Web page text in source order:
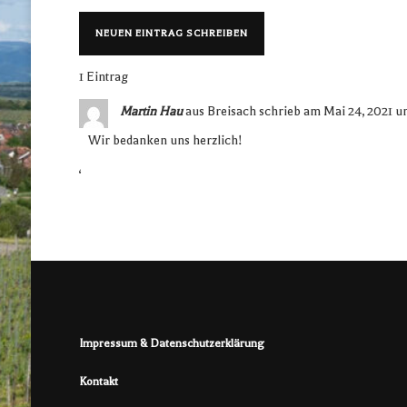
1 Eintrag
Martin Hauaus Breisachschrieb amMai 24, 2021
Wir bedanken uns herzlich!
‘
Impressum & Datenschutzerklärung
Kontakt